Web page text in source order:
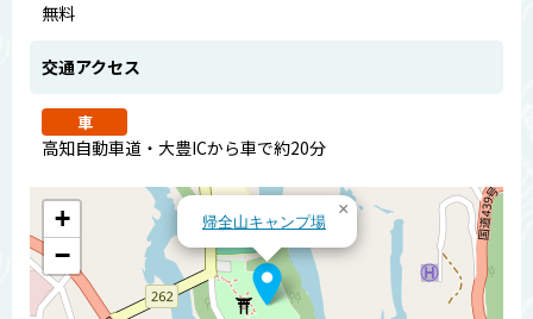
無料
交通アクセス
車
高知自動車道・大豊ICから車で約20分
帰全山キャンプ場
×
+
−